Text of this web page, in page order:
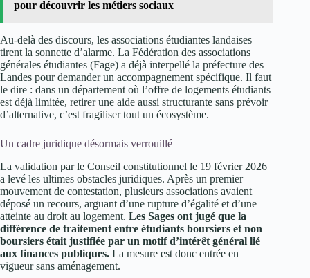
pour découvrir les métiers sociaux
Au-delà des discours, les associations étudiantes landaises
tirent la sonnette d’alarme. La Fédération des associations
générales étudiantes (Fage) a déjà interpellé la préfecture des
Landes pour demander un accompagnement spécifique. Il faut
le dire : dans un département où l’offre de logements étudiants
est déjà limitée, retirer une aide aussi structurante sans prévoir
d’alternative, c’est fragiliser tout un écosystème.
Un cadre juridique désormais verrouillé
La validation par le Conseil constitutionnel le 19 février 2026
a levé les ultimes obstacles juridiques. Après un premier
mouvement de contestation, plusieurs associations avaient
déposé un recours, arguant d’une rupture d’égalité et d’une
atteinte au droit au logement. Les Sages ont jugé que la
différence de traitement entre étudiants boursiers et non
boursiers était justifiée par un motif d’intérêt général lié
aux finances publiques. La mesure est donc entrée en
vigueur sans aménagement.